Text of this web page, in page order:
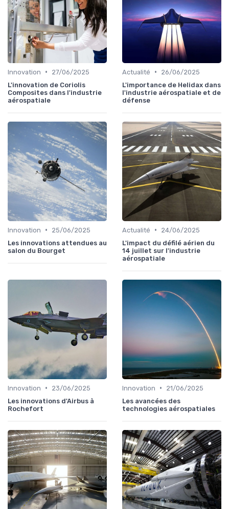
Innovation •
27/06/2025
L'innovation de Coriolis
Composites dans l'industrie
aérospatiale
Actualité •
26/06/2025
L'importance de Helidax dans
l'industrie aérospatiale et de
défense
Innovation •
25/06/2025
Les innovations attendues au
salon du Bourget
Actualité •
24/06/2025
L'impact du défilé aérien du
14 juillet sur l'industrie
aérospatiale
Innovation •
23/06/2025
Les innovations d'Airbus à
Rochefort
Innovation •
21/06/2025
Les avancées des
technologies aérospatiales